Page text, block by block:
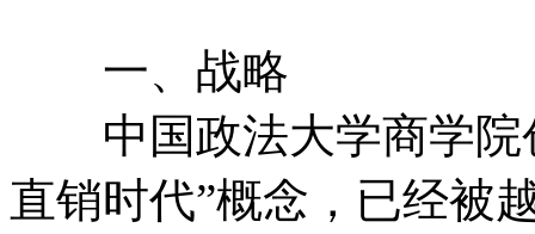
一、战略
中国政法大学商学院
直销时代”概念，已经被